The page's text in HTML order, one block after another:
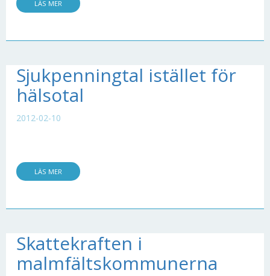
LÄS MER
Sjukpenningtal istället för
hälsotal
2012-02-10
LÄS MER
Skattekraften i
malmfältskommunerna